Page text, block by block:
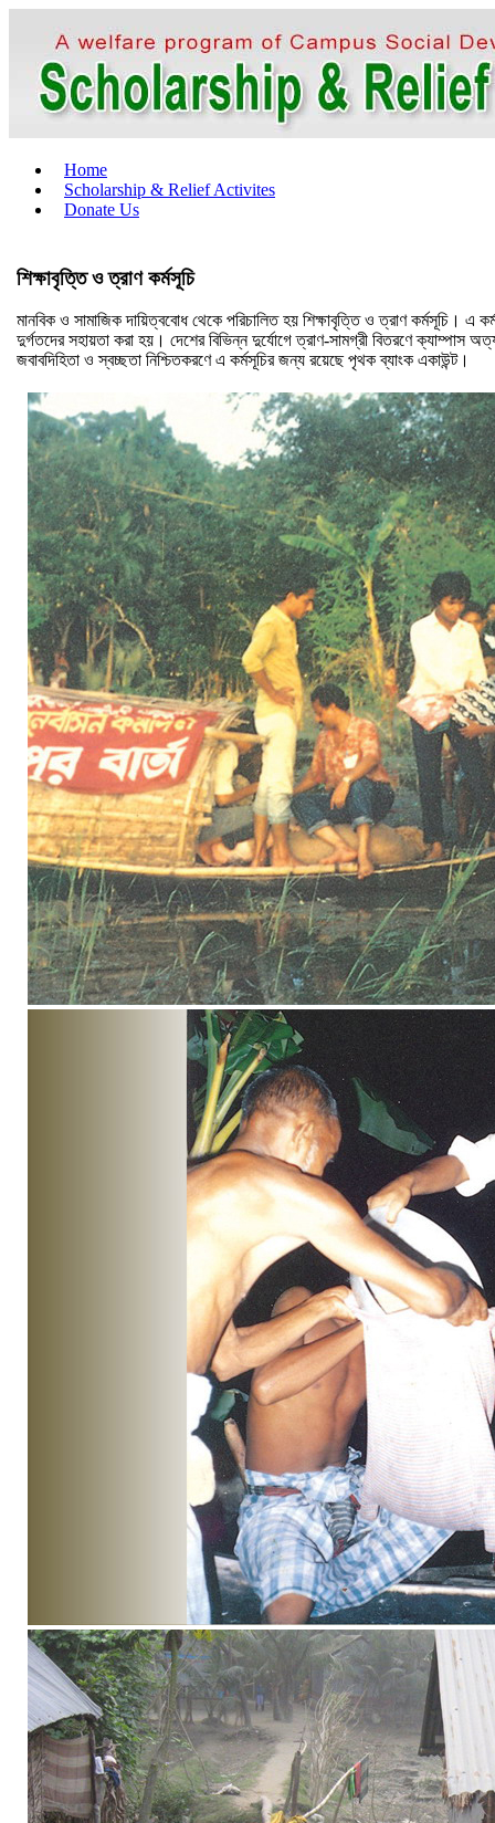
Home
Scholarship & Relief Activites
Donate Us
শিক্ষাবৃত্তি ও ত্রাণ কর্মসূচি
মানবিক ও সামাজিক দায়িত্ববোধ থেকে পরিচালিত হয় শিক্ষাবৃত্তি ও ত্রাণ কর্মসূচি। এ
দুর্গতদের সহায়তা করা হয়। দেশের বিভিন্ন দুর্যোগে ত্রাণ-সামগ্রী বিতরণে
জবাবদিহিতা ও স্বচ্ছতা নিশ্চিতকরণে এ কর্মসূচির জন্য রয়েছে পৃথক ব্যাংক একাউন্ট।